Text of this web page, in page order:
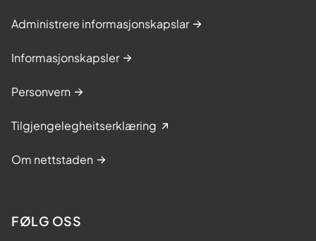
Administrere informasjonskapslar
Informasjonskapsler
Personvern
Tilgjengelegheitserklæring
Om nettstaden
FØLG OSS